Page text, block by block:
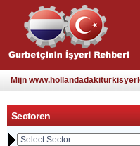
Mijn
Sectoren